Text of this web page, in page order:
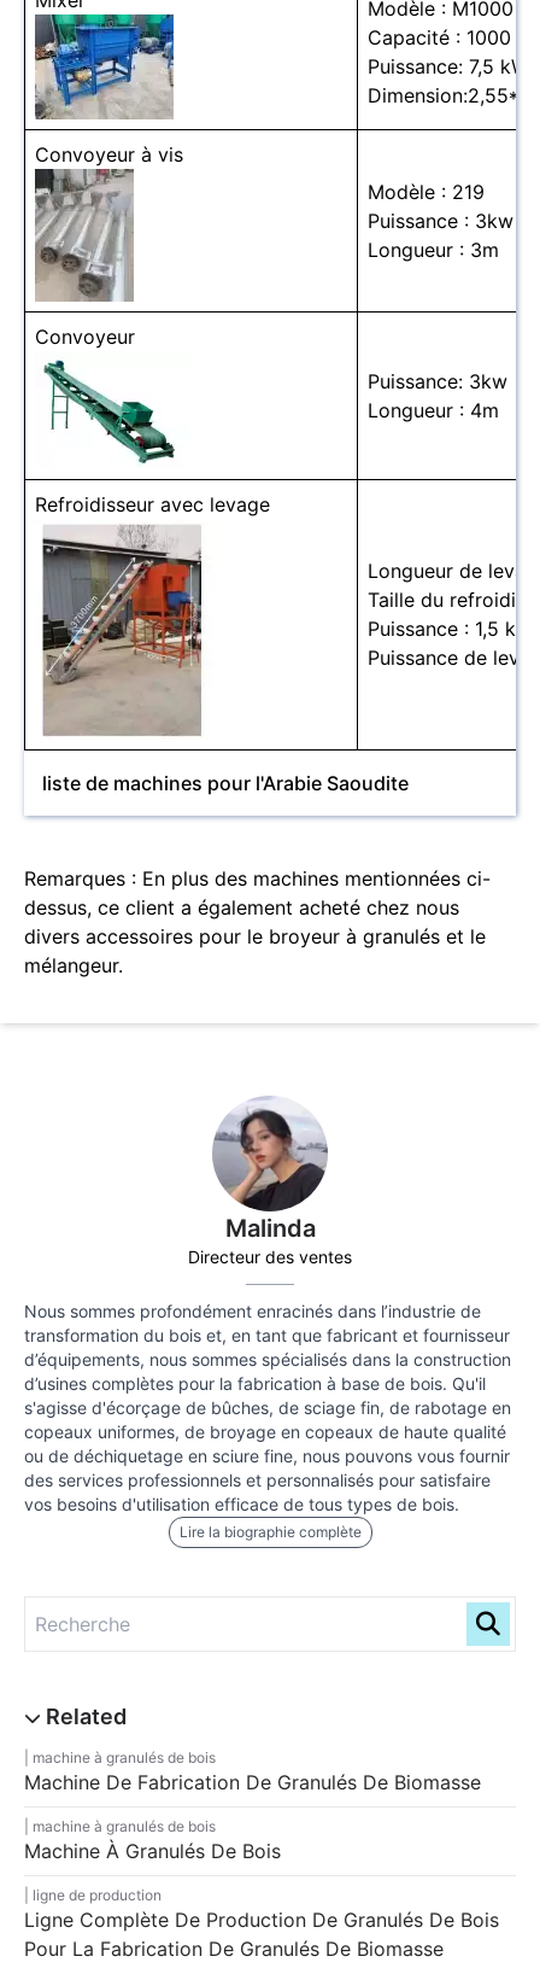
Malinda
Directeur des ventes
Nous sommes profondément enracinés dans l’industrie de
transformation du bois et, en tant que fabricant et fournisseur
d’équipements, nous sommes spécialisés dans la construction
d’usines complètes pour la fabrication à base de bois. Qu'il
s'agisse d'écorçage de bûches, de sciage fin, de rabotage en
copeaux uniformes, de broyage en copeaux de haute qualité
ou de déchiquetage en sciure fine, nous pouvons vous fournir
des services professionnels et personnalisés pour satisfaire
vos besoins d'utilisation efficace de tous types de bois.
Lire la biographie complète
machine à granulés de bois
Machine De Fabrication De Granulés De Biomasse
machine à granulés de bois
Machine À Granulés De Bois
ligne de production
Ligne Complète De Production De Granulés De Bois
Pour La Fabrication De Granulés De Biomasse
Modèle : M1000
Capacité : 1000
Puissance: 7,5 kW
Convoyeur à vis
Modèle : 219
Puissance : 3kw
Longueur : 3m
Convoyeur
Puissance: 3kw
Longueur : 4m
Refroidisseur avec levage
Longueur de
Taille du
Puissance : 1,5 kW
Puissance de
liste de machines pour l'Arabie Saoudite
Remarques : En plus des machines mentionnées ci-
dessus, ce client a également acheté chez nous
divers accessoires pour le broyeur à granulés et le
mélangeur.